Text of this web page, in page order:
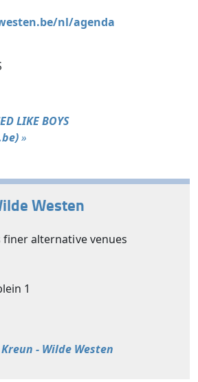
nl/agenda
LIKE BOYS
»
Westen
alternative venues
1
- Wilde Westen